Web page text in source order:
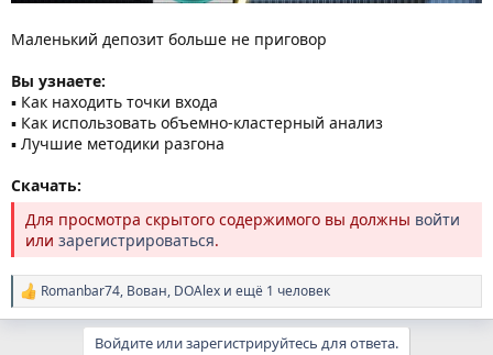
Маленький депозит больше не приговор
Вы узнаете:
▪ Как находить точки входа
▪ Как использовать объемно-кластерный анализ
▪ Лучшие методики разгона
Скачать:
Для просмотра скрытого содержимого вы должны войти
или зарегистрироваться.
Р
е
Romanbar74, Вован, DOAlex и ещё 1 человек
Войдите или зарегистрируйтесь для ответа.